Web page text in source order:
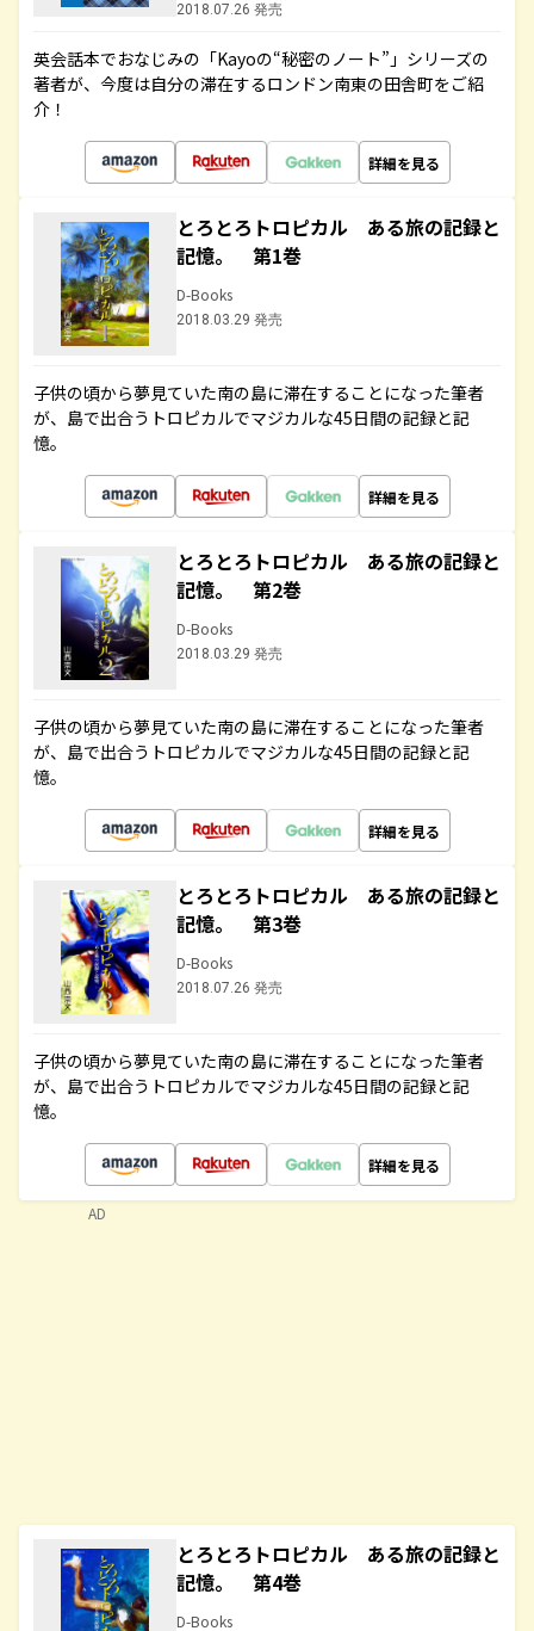
2018.07.26 発売
英会話本でおなじみの「Kayoの“秘密のノート”」シリーズの
著者が、今度は自分の滞在するロンドン南東の田舎町をご紹
介！
詳細を見る
とろとろトロピカル ある旅の記録と
記憶。 第1巻
D-Books
2018.03.29 発売
子供の頃から夢見ていた南の島に滞在することになった筆者
が、島で出合うトロピカルでマジカルな45日間の記録と記
憶。
詳細を見る
とろとろトロピカル ある旅の記録と
記憶。 第2巻
D-Books
2018.03.29 発売
子供の頃から夢見ていた南の島に滞在することになった筆者
が、島で出合うトロピカルでマジカルな45日間の記録と記
憶。
詳細を見る
とろとろトロピカル ある旅の記録と
記憶。 第3巻
D-Books
2018.07.26 発売
子供の頃から夢見ていた南の島に滞在することになった筆者
が、島で出合うトロピカルでマジカルな45日間の記録と記
憶。
詳細を見る
とろとろトロピカル ある旅の記録と
記憶。 第4巻
D-Books
AD